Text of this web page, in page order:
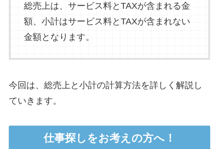
総売上は、サービス料とTAXが含まれる金
額、小計はサービス料とTAXが含まれない
金額となります。
今回は、総売上と小計の計算方法を詳しく解説し
ていきます。
仕事探しをお考えの方へ！